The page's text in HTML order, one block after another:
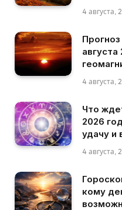
4 августа,
4 августа,
Что
2026
удачу и
4 августа,
кому